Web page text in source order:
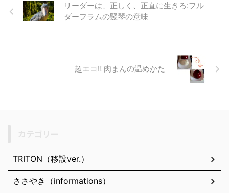
リーダーは、正しく、正直に生きろ:フル
ダーフラムの竪琴の意味
超エコ‼️ 肉まんの温めかた
TRITON（移設ver.）
ささやき（informations）